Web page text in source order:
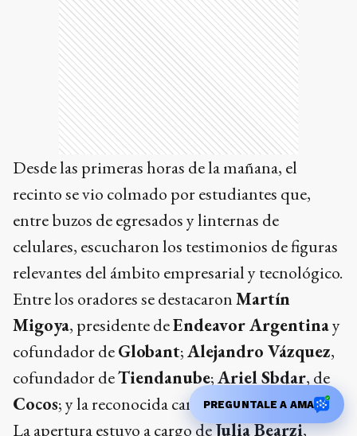
Desde las primeras horas de la mañana, el
recinto se vio colmado por estudiantes que,
entre buzos de egresados y linternas de
celulares, escucharon los testimonios de figuras
relevantes del ámbito empresarial y tecnológico.
Entre los oradores se destacaronMartín
Migoya, presidente deEndeavor Argentinay
cofundador deGlobant;Alejandro Vázquez,
cofundador deTiendanube;Ariel Sbdar, de
Cocos; y la reconocida cantanteMaría Becerra .
La apertura estuvo a cargo deJulia Bearzi,
PREGUNTALE A AMA